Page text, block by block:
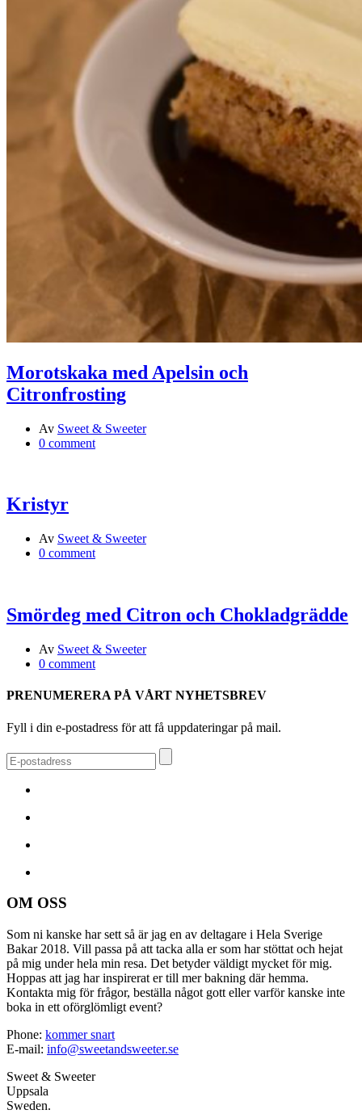
Morotskaka med Apelsin och
Citronfrosting
Av Sweet & Sweeter
0 comment
Kristyr
Av Sweet & Sweeter
0 comment
Smördeg med Citron och Chokladgrädde
Av Sweet & Sweeter
0 comment
PRENUMERERA PÅ VÅRT NYHETSBREV
Fyll i din e-postadress för att få uppdateringar på mail.
OM OSS
Som ni kanske har sett så är jag en av deltagare i Hela Sverige
Bakar 2018. Vill passa på att tacka alla er som har stöttat och hejat
på mig under hela min resa. Det betyder väldigt mycket för mig.
Hoppas att jag har inspirerat er till mer bakning där hemma.
Kontakta mig för frågor, beställa något gott eller varför kanske inte
boka in ett oförglömligt event?
Phone: kommer snart
E-mail: info@sweetandsweeter.se
Sweet & Sweeter
Uppsala
Sweden.